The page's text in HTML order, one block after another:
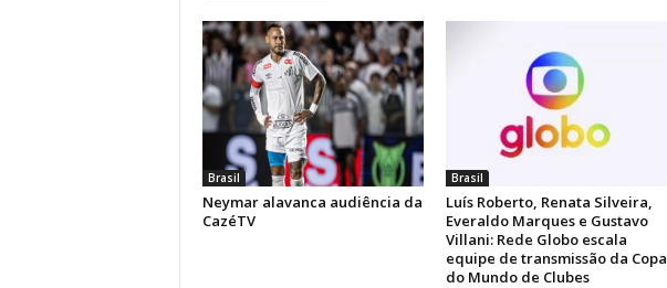
Brasil
Neymar alavanca audiência da
CazéTV
Brasil
Luís Roberto, Renata Silveira,
Everaldo Marques e Gustavo
Villani: Rede Globo escala
equipe de transmissão da Copa
do Mundo de Clubes